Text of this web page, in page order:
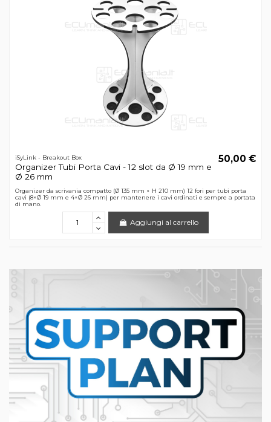
iSyLink - Breakout Box
Organizer Tubi Porta Cavi - 12 slot da Ø 19 mm e
Ø 26 mm
50,00 €
Organizer da scrivania compatto (Ø 135 mm × H 210 mm) 12 fori per tubi porta
cavi (8×Ø 19 mm e 4×Ø 26 mm) per mantenere i cavi ordinati e sempre a portata
di mano.
Aggiungi al carrello